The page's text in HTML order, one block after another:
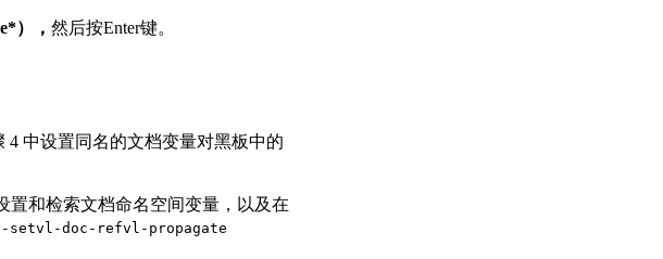
）， 然后按Enter键。
4 中设置同名的文档变量对黑板中的
置和检索文档命名空间变量，以及在
setvl-doc-refvl-propagate